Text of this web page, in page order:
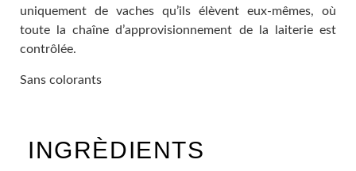
uniquement de vaches qu’ils élèvent eux-mêmes, où
toute la chaîne d’approvisionnement de la laiterie est
contrôlée.
Sans colorants
INGRÈDIENTS